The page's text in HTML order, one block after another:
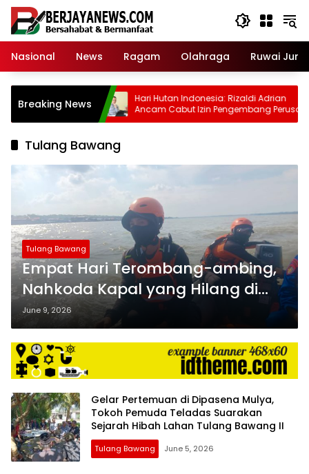
Skip
content
Nasional
News Ragam Olahraga Ruwai Jurai
Breaking NewsHari Hutan Indonesia: Rizaldi Adrian
Ancam Cabut Izin Pengembang Perusak
Bukit di Bandar Lampung
Tulang Bawang
Tulang Bawang
Empat Hari Terombang-ambing,
Nahkoda Kapal yang Hilang di
Perairan Mesuji Ditemukan
Meninggal di OKI
June 9, 2026
Gelar Pertemuan di Dipasena Mulya,
Tokoh Pemuda Teladas Suarakan
Sejarah Hibah Lahan Tulang Bawang II
Tulang Bawang June 5, 2026